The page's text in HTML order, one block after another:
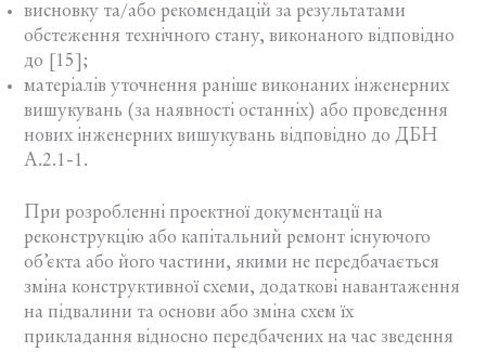
висновку та/або рекомендацій за результатами
обстеження технічного стану, виконаного відповідно
до [15];
матеріалів уточнення раніше виконаних інженерних
вишукувань (за наявності останніх) або проведення
нових інженерних вишукувань відповідно до ДБН
А.2.1-1.
При розробленні проектної документації на
реконструкцію або капітальний ремонт існуючого
об’єкта або його частини, якими не передбачається
зміна конструктивної схеми, додаткові навантаження
на підвалини та основи або зміна схем їх
прикладання відносно передбачених на час зведення